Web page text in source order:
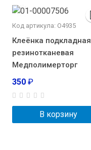
Код артикула: О4935
Клеёнка подкладная
резинотканевая
Медполимерторг
350 ₽
В корзину